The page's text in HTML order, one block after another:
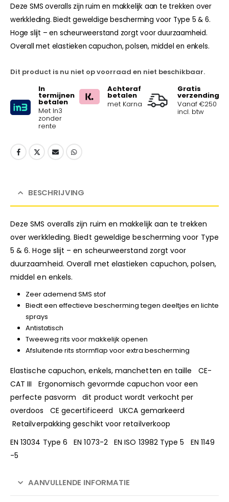
Deze SMS overalls zijn ruim en makkelijk aan te trekken over
werkkleding. Biedt geweldige bescherming voor Type 5 & 6.
Hoge slijt – en scheurweerstand zorgt voor duurzaamheid.
Overall met elastieken capuchon, polsen, middel en enkels.
Dit product is nu niet op voorraad en niet beschikbaar.
In
termijnen
betalen
Met In3
zonder
rente
Achteraf
betalen
met Karna
Gratis
verzending
Vanaf €250
incl. btw
BESCHRIJVING
Deze SMS overalls zijn ruim en makkelijk aan te trekken
over werkkleding. Biedt geweldige bescherming voor Type
5 & 6. Hoge slijt – en scheurweerstand zorgt voor
duurzaamheid. Overall met elastieken capuchon, polsen,
middel en enkels.
Zeer ademend SMS stof
Biedt een effectieve bescherming tegen deeltjes en lichte
sprays
Antistatisch
Tweeweg rits voor makkelijk openen
Afsluitende rits stormflap voor extra bescherming
Elastische capuchon, enkels, manchetten en taille CE-
CAT III Ergonomisch gevormde capuchon voor een
perfecte pasvorm dit product wordt verkocht per
overdoos CE gecertificeerd UKCA gemarkeerd
Retailverpakking geschikt voor retailverkoop
EN 13034 Type 6 EN 1073-2 EN ISO 13982 Type 5 EN 1149
-5
AANVULLENDE INFORMATIE